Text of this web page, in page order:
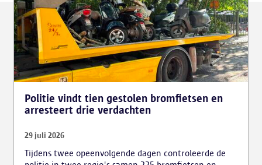
Politie vindt tien gestolen bromfietsen en
arresteert drie verdachten
29 juli 2026
Tijdens twee opeenvolgende dagen controleerde de